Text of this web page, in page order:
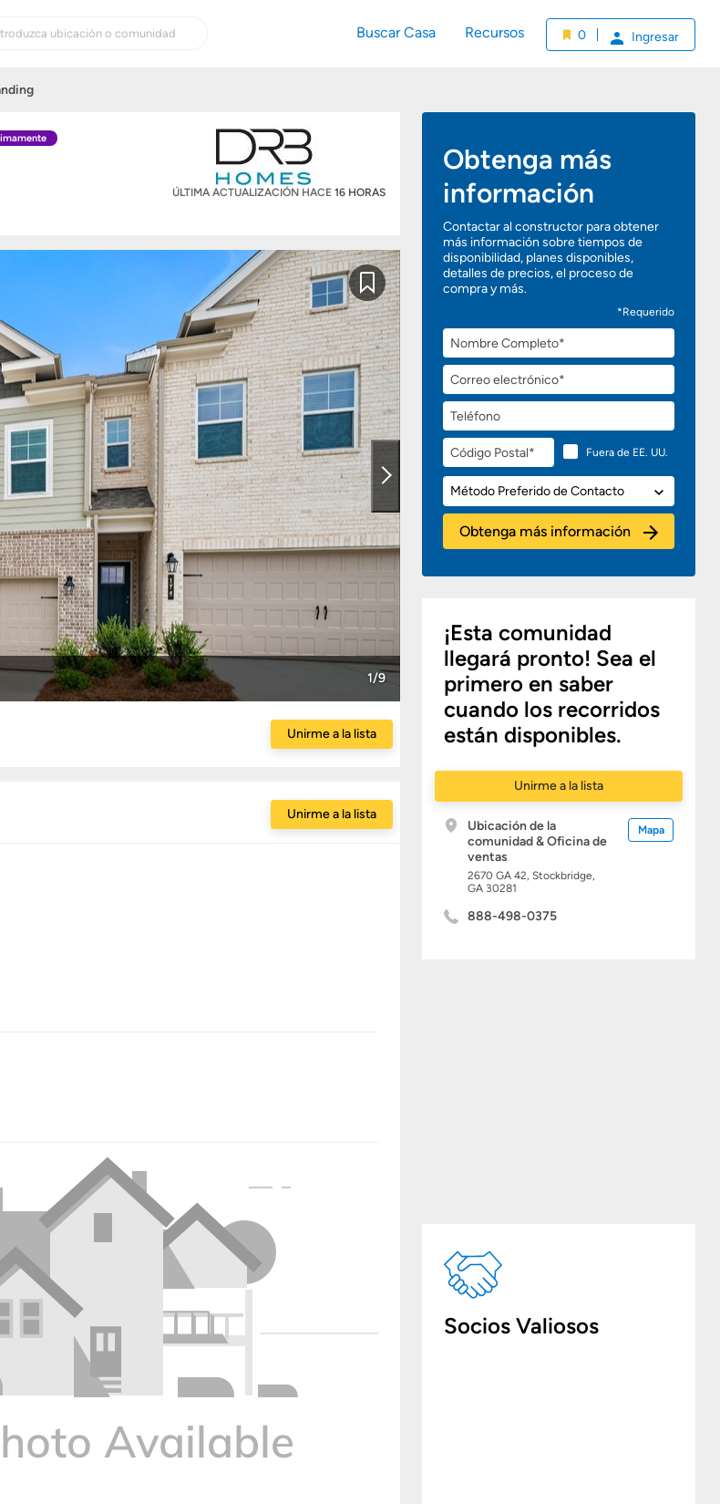
Buscar Casa Recursos 0 Ingresar
ÚLTIMA ACTUALIZACIÓN HACE 16 HORAS
Obtenga más
información
Contactar al constructor para obtener
más información sobre tiempos de
disponibilidad, planes disponibles,
detalles de precios, el proceso de
compra y más.
*Requerido
Nombre
Completo
Correo
electrónico
Teléfono
Código
Postal
Fuera de EE. UU.
Método
Preferido
de
Contacto
Obtenga más información
¡Esta comunidad
llegará pronto! Sea el
primero en saber
cuando los recorridos
están disponibles.
Unirme a la lista
Ubicación de la
comunidad & Oficina de
ventas
2670 GA 42, Stockbridge,
GA 30281
Mapa
888-498-0375
Socios Valiosos
Guardar
1/9
Unirme a la lista
Unirme a la lista